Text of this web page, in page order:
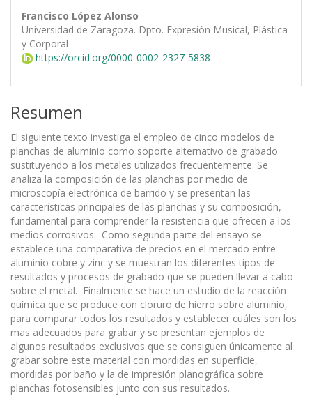
Francisco López Alonso
Universidad de Zaragoza. Dpto. Expresión Musical, Plástica
y Corporal
https://orcid.org/0000-0002-2327-5838
Resumen
El siguiente texto investiga el empleo de cinco modelos de
planchas de aluminio como soporte alternativo de grabado
sustituyendo a los metales utilizados frecuentemente. Se
analiza la composición de las planchas por medio de
microscopía electrónica de barrido y se presentan las
características principales de las planchas y su composición,
fundamental para comprender la resistencia que ofrecen a los
medios corrosivos. Como segunda parte del ensayo se
establece una comparativa de precios en el mercado entre
aluminio cobre y zinc y se muestran los diferentes tipos de
resultados y procesos de grabado que se pueden llevar a cabo
sobre el metal. Finalmente se hace un estudio de la reacción
química que se produce con cloruro de hierro sobre aluminio,
para comparar todos los resultados y establecer cuáles son los
mas adecuados para grabar y se presentan ejemplos de
algunos resultados exclusivos que se consiguen únicamente al
grabar sobre este material con mordidas en superficie,
mordidas por baño y la de impresión planográfica sobre
planchas fotosensibles junto con sus resultados.